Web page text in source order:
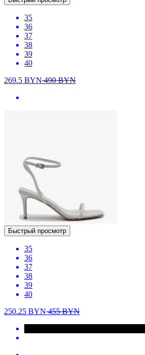
35
36
37
38
39
40
269.5 BYN490BYN
Быстрый просмотр
35
36
37
38
39
40
250.25 BYN455BYN